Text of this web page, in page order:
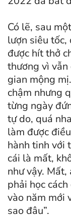
Có lẽ, sau
lượn siêu tốc,
được hít thở
thương vì vẫn
gian mộng
chậm nhưng
từng ngày
tự do, quá
làm được
hành tinh với
cái là mất,
như vậy.
phải học
vào năm mới
sao đâu”.